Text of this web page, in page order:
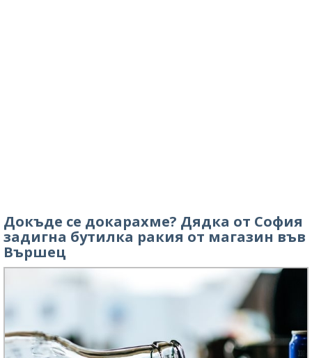
Докъде се докарахме? Дядка от София
задигна бутилка ракия от магазин във
Вършец